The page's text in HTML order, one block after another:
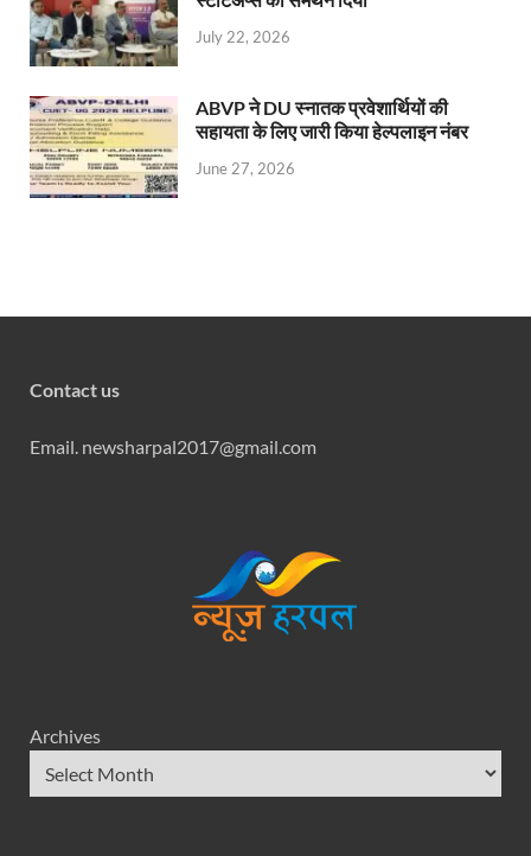
July 22, 2026
ABVP ने DU स्नातक प्रवेशार्थियों की
सहायता के लिए जारी किया हेल्पलाइन नंबर
June 27, 2026
Contact us
Email. newsharpal2017@gmail.com
Archives